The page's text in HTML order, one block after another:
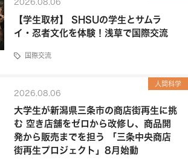
2026.08.06
【学生取材】 SHSUの学生とサムラ
イ・忍者文化を体験！浅草で国際交流
国際交流
人間科学
2026.08.06
大学生が新潟県三条市の商店街再生に挑
む 空き店舗をゼロから改修し、商品開
発から販売までを担う 「三条中央商店
街再生プロジェクト」8月始動